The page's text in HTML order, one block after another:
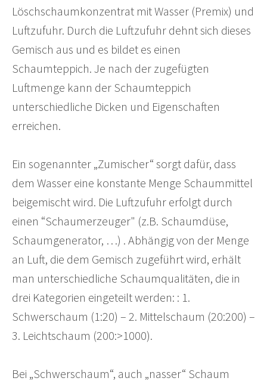
Löschschaumkonzentrat mit Wasser (Premix) und
Luftzufuhr. Durch die Luftzufuhr dehnt sich dieses
Gemisch aus und es bildet es einen
Schaumteppich. Je nach der zugefügten
Luftmenge kann der Schaumteppich
unterschiedliche Dicken und Eigenschaften
erreichen.
Ein sogenannter „Zumischer“ sorgt dafür, dass
dem Wasser eine konstante Menge Schaummittel
beigemischt wird. Die Luftzufuhr erfolgt durch
einen “Schaumerzeuger" (z.B. Schaumdüse,
Schaumgenerator, …) . Abhängig von der Menge
an Luft, die dem Gemisch zugeführt wird, erhält
man unterschiedliche Schaumqualitäten, die in
drei Kategorien eingeteilt werden: : 1.
Schwerschaum (1:20) – 2. Mittelschaum (20:200) –
3. Leichtschaum (200:>1000).
Bei „Schwerschaum“, auch „nasser“ Schaum